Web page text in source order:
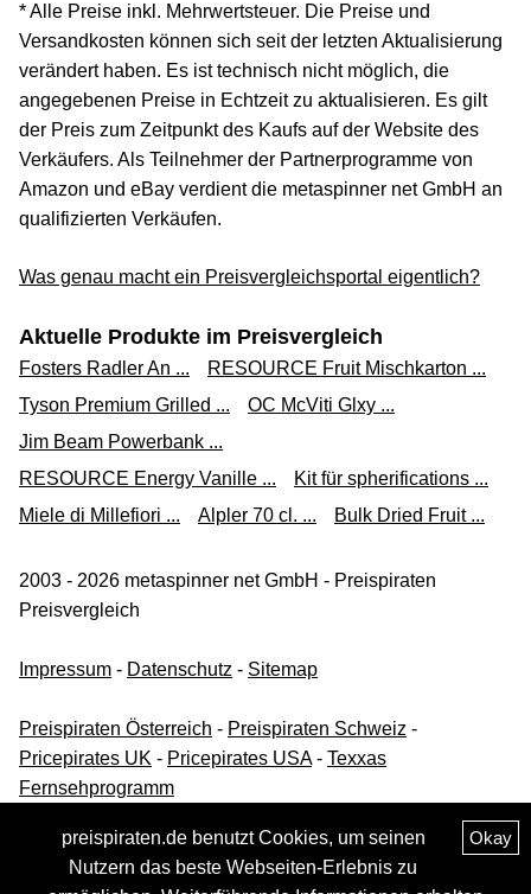
* Alle Preise inkl. Mehrwertsteuer. Die Preise und
Versandkosten können sich seit der letzten Aktualisierung
verändert haben. Es ist technisch nicht möglich, die
angegebenen Preise in Echtzeit zu aktualisieren. Es gilt
der Preis zum Zeitpunkt des Kaufs auf der Website des
Verkäufers. Als Teilnehmer der Partnerprogramme von
Amazon und eBay verdient die metaspinner net GmbH an
qualifizierten Verkäufen.
Was genau macht ein Preisvergleichsportal eigentlich?
Aktuelle Produkte im Preisvergleich
Fosters Radler An ...
RESOURCE Fruit Mischkarton ...
Tyson Premium Grilled ...
OC McViti Glxy ...
Jim Beam Powerbank ...
RESOURCE Energy Vanille ...
Kit für spherifications ...
Miele di Millefiori ...
Alpler 70 cl. ... Bulk Dried Fruit ...
2003 - 2026 metaspinner net GmbH - Preispiraten
Preisvergleich
Impressum - Datenschutz - Sitemap
Preispiraten Österreich - Preispiraten Schweiz -
Pricepirates UK - Pricepirates USA- Texxas
Fernsehprogramm
Okay
preispiraten.de benutzt Cookies, um seinen
Nutzern das beste Webseiten-Erlebnis zu